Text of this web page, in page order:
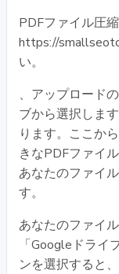
PDFファイル圧
https://
い。
、アップロード
ブから選択しま
ります。ここか
きなPDFファイ
あなたのファイ
す。
あなたのファイ
「Googleドライ
ンを選択すると